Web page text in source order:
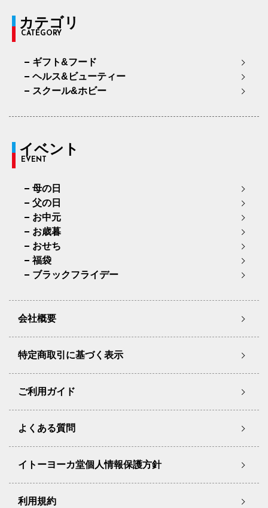
カテゴリ
CATEGORY
ギフト&フード
ヘルス&ビューティー
スクール&ホビー
イベント
EVENT
母の日
父の日
お中元
お歳暮
おせち
福袋
ブラックフライデー
会社概要
特定商取引に基づく表示
ご利用ガイド
よくある質問
イトーヨーカ堂個人情報保護方針
利用規約